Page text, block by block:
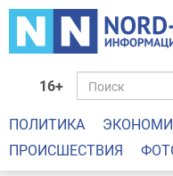
16+
ПОЛИТИКА
ПРОИСШЕСТВИЯ